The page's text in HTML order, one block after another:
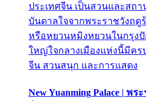
ประเทศจีน เป็นสวนและสถ
บันดาลใจจากพระราชวังฤดูร้
หรือหยวนหมิงหยวนในกรุง
ใหญ่ใจกลางเมืองแห่งนี้มีค
จีน สวนสนุก และการแสดง
New Yuanming Palace | พ